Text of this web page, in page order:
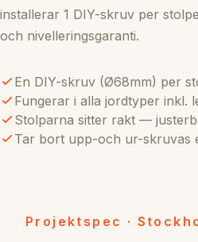
installerar 1 DIY-skruv per
och nivelleringsgaranti.
En DIY-skruv (Ø68mm) per
Fungerar i alla jordtyper inkl.
Stolparna sitter rakt —
Tar bort upp-och ur-skruvas
Projektspec ·